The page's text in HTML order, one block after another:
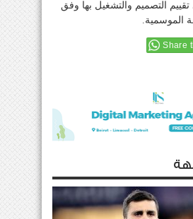
تقييم التصميم والتشغيل بها وفق
الموسمية.
Share